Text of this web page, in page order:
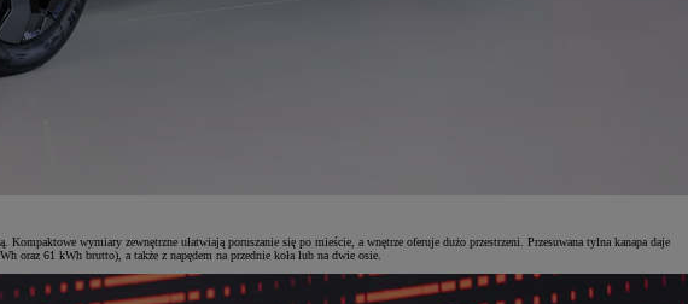
wymiary zewnętrzne ułatwiają poruszanie się po mieście, a wnętrze oferuje dużo przestrzeni. Przesuwana tylna kanapa daje
oraz 61 kWh brutto), a także z napędem na przednie koła lub na dwie osie.